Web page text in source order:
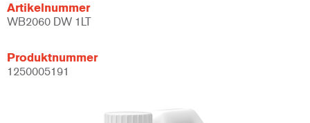
Artikelnummer
WB2060 DW 1LT
Produktnummer
1250005191